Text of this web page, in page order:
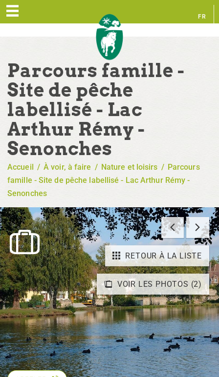
FR
Parcours famille -
Site de pêche
labellisé - Lac
Arthur Rémy -
Senonches
Accueil / À voir, à faire / Nature et loisirs / Parcours
famille - Site de pêche labellisé - Lac Arthur Rémy -
Senonches
VOIR LES PHOTOS (2)
RETOUR À LA LISTE